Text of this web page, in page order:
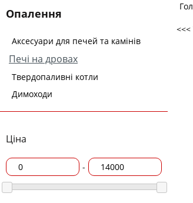
Опалення
Аксесуари для печей та камінів
Печі на дровах
Твердопаливні котли
Димоходи
Ціна
-